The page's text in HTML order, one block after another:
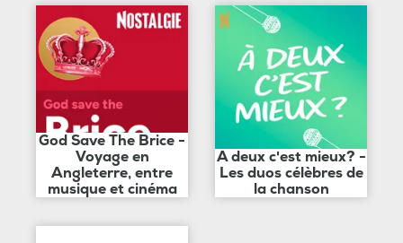
God Save The Brice -
Voyage en
Angleterre, entre
musique et cinéma
A deux c'est mieux? -
Les duos célèbres de
la chanson